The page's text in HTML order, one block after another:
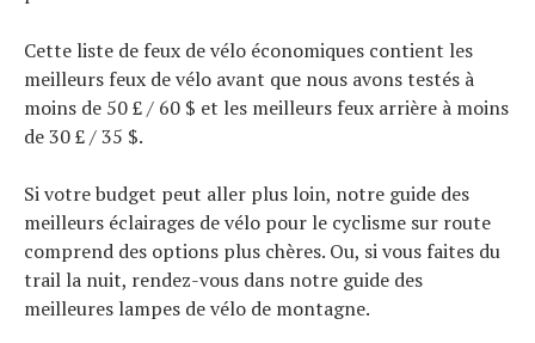
Cette liste de feux de vélo économiques contient les
meilleurs feux de vélo avant que nous avons testés à
moins de 50 £ / 60 $ et les meilleurs feux arrière à moins
de 30 £ / 35 $.
Si votre budget peut aller plus loin, notre guide des
meilleurs éclairages de vélo pour le cyclisme sur route
comprend des options plus chères. Ou, si vous faites du
trail la nuit, rendez-vous dans notre guide des
meilleures lampes de vélo de montagne.
Actualités
Technologies